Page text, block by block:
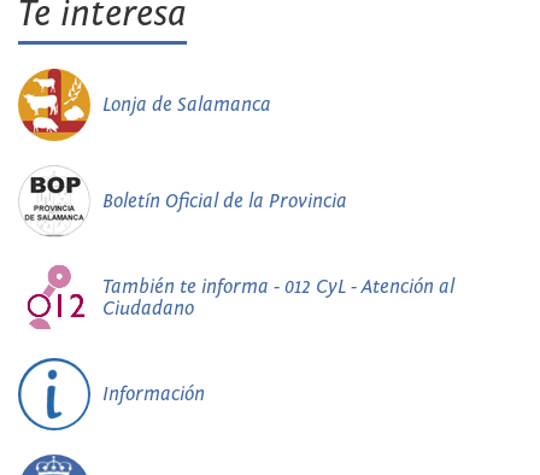
Te interesa
Lonja de Salamanca
Boletín Oficial de la Provincia
También te informa - 012 CyL - Atención al
Ciudadano
Información